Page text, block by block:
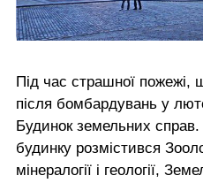
Під час страшної
після бомбардувань у
Будинок земельних справ.
будинку розмістився
мінералогії і геології,